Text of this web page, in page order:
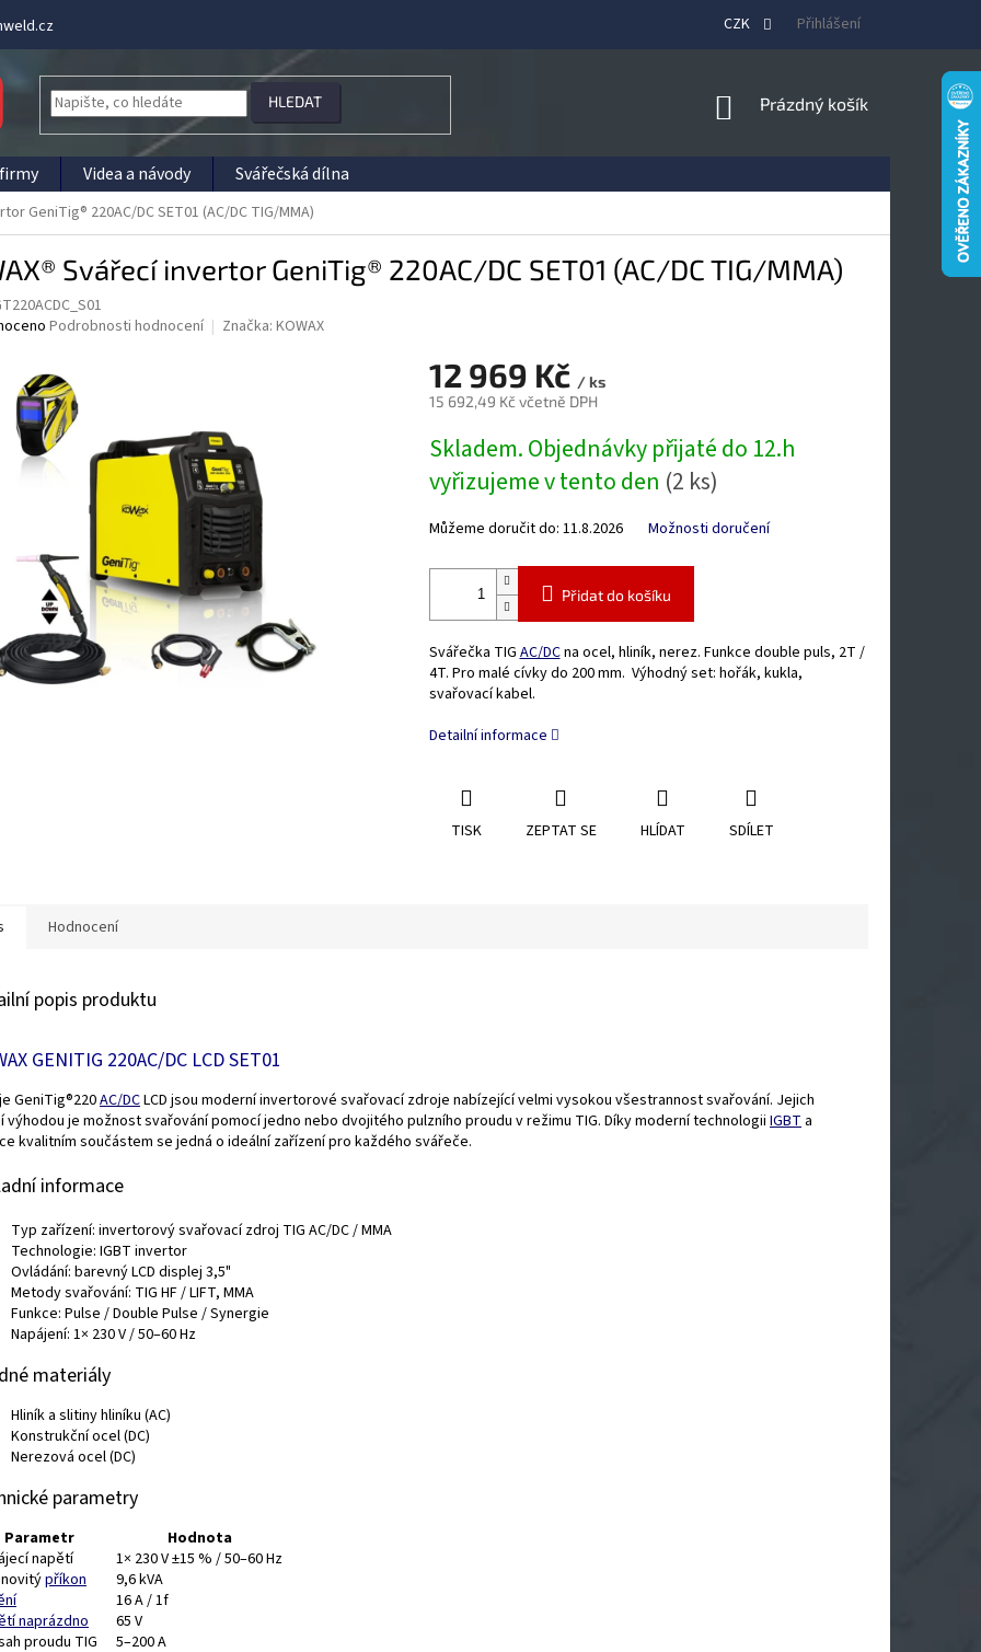
CZK Přihlášení
HLEDAT
NÁKUPNÍ
Prázdný košík
Videa a návody Svářečská dílna
GeniTig® 220AC/DC SET01 (AC/DC TIG/MMA)
Svářecí invertor GeniTig® 220AC/DC SET01 (AC/DC TIG/MMA)
Podrobnosti hodnocení Značka: KOWAX
12 969 Kč / ks
15 692,49 Kč včetně DPH
cena:
Skladem. Objednávky přijaté do 12.h
vyřizujeme v tento den (2 ks)
Můžeme doručit do: 11.8.2026 Možnosti doručení
Přidat do košíku
Svářečka TIGAC/DCna ocel, hliník, nerez. Funkce double puls, 2T /
4T. Pro malé cívky do 200 mm. Výhodný set: hořák, kukla,
svařovací kabel.
Detailní informace
TISK ZEPTAT SE HLÍDAT SDÍLET
Hodnocení
popis produktu
GENITIG 220AC/DC LCD SET01
GeniTig®220AC/DCLCD jsou moderní invertorové svařovací zdroje nabízející velmi vysokou všestrannost svařování. Jejich
výhodou je možnost svařování pomocí jedno nebo dvojitého pulzního proudu v režimu TIG. Díky moderní technologii IGBT a
kvalitním součástem se jedná o ideální zařízení pro každého svářeče.
informace
Typ zařízení: invertorový svařovací zdroj TIG AC/DC / MMA
Technologie: IGBT invertor
Ovládání: barevný LCD displej 3,5"
Metody svařování: TIG HF / LIFT, MMA
Funkce: Pulse / Double Pulse / Synergie
Napájení: 1× 230 V / 50–60 Hz
materiály
Hliník a slitiny hliníku (AC)
Konstrukční ocel (DC)
Nerezová ocel (DC)
parametry
Parametr
Hodnota
napětí
1× 230 V ±15 % / 50–60 Hz
příkon
9,6 kVA
16 A / 1f
naprázdno
65 V
proudu TIG
5–200 A